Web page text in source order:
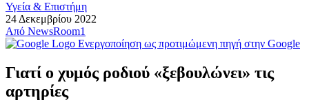
Υγεία & Επιστήμη
24 Δεκεμβρίου 2022
Από NewsRoom1
Ενεργοποίηση ως προτιμώμενη πηγή στην Google
Γιατί ο χυμός ροδιού «ξεβουλώνει» τις
αρτηρίες